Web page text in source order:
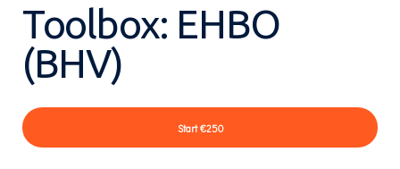
Toolbox: EHBO
(BHV)
Start €250